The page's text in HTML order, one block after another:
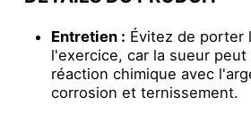
Entretien : Évitez de porter
l'exercice, car la sueur
réaction chimique avec
corrosion et ternissement.